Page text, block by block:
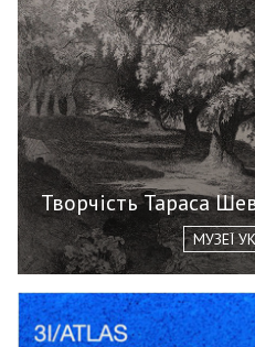
Творчість Тараса
МУЗЕЇ